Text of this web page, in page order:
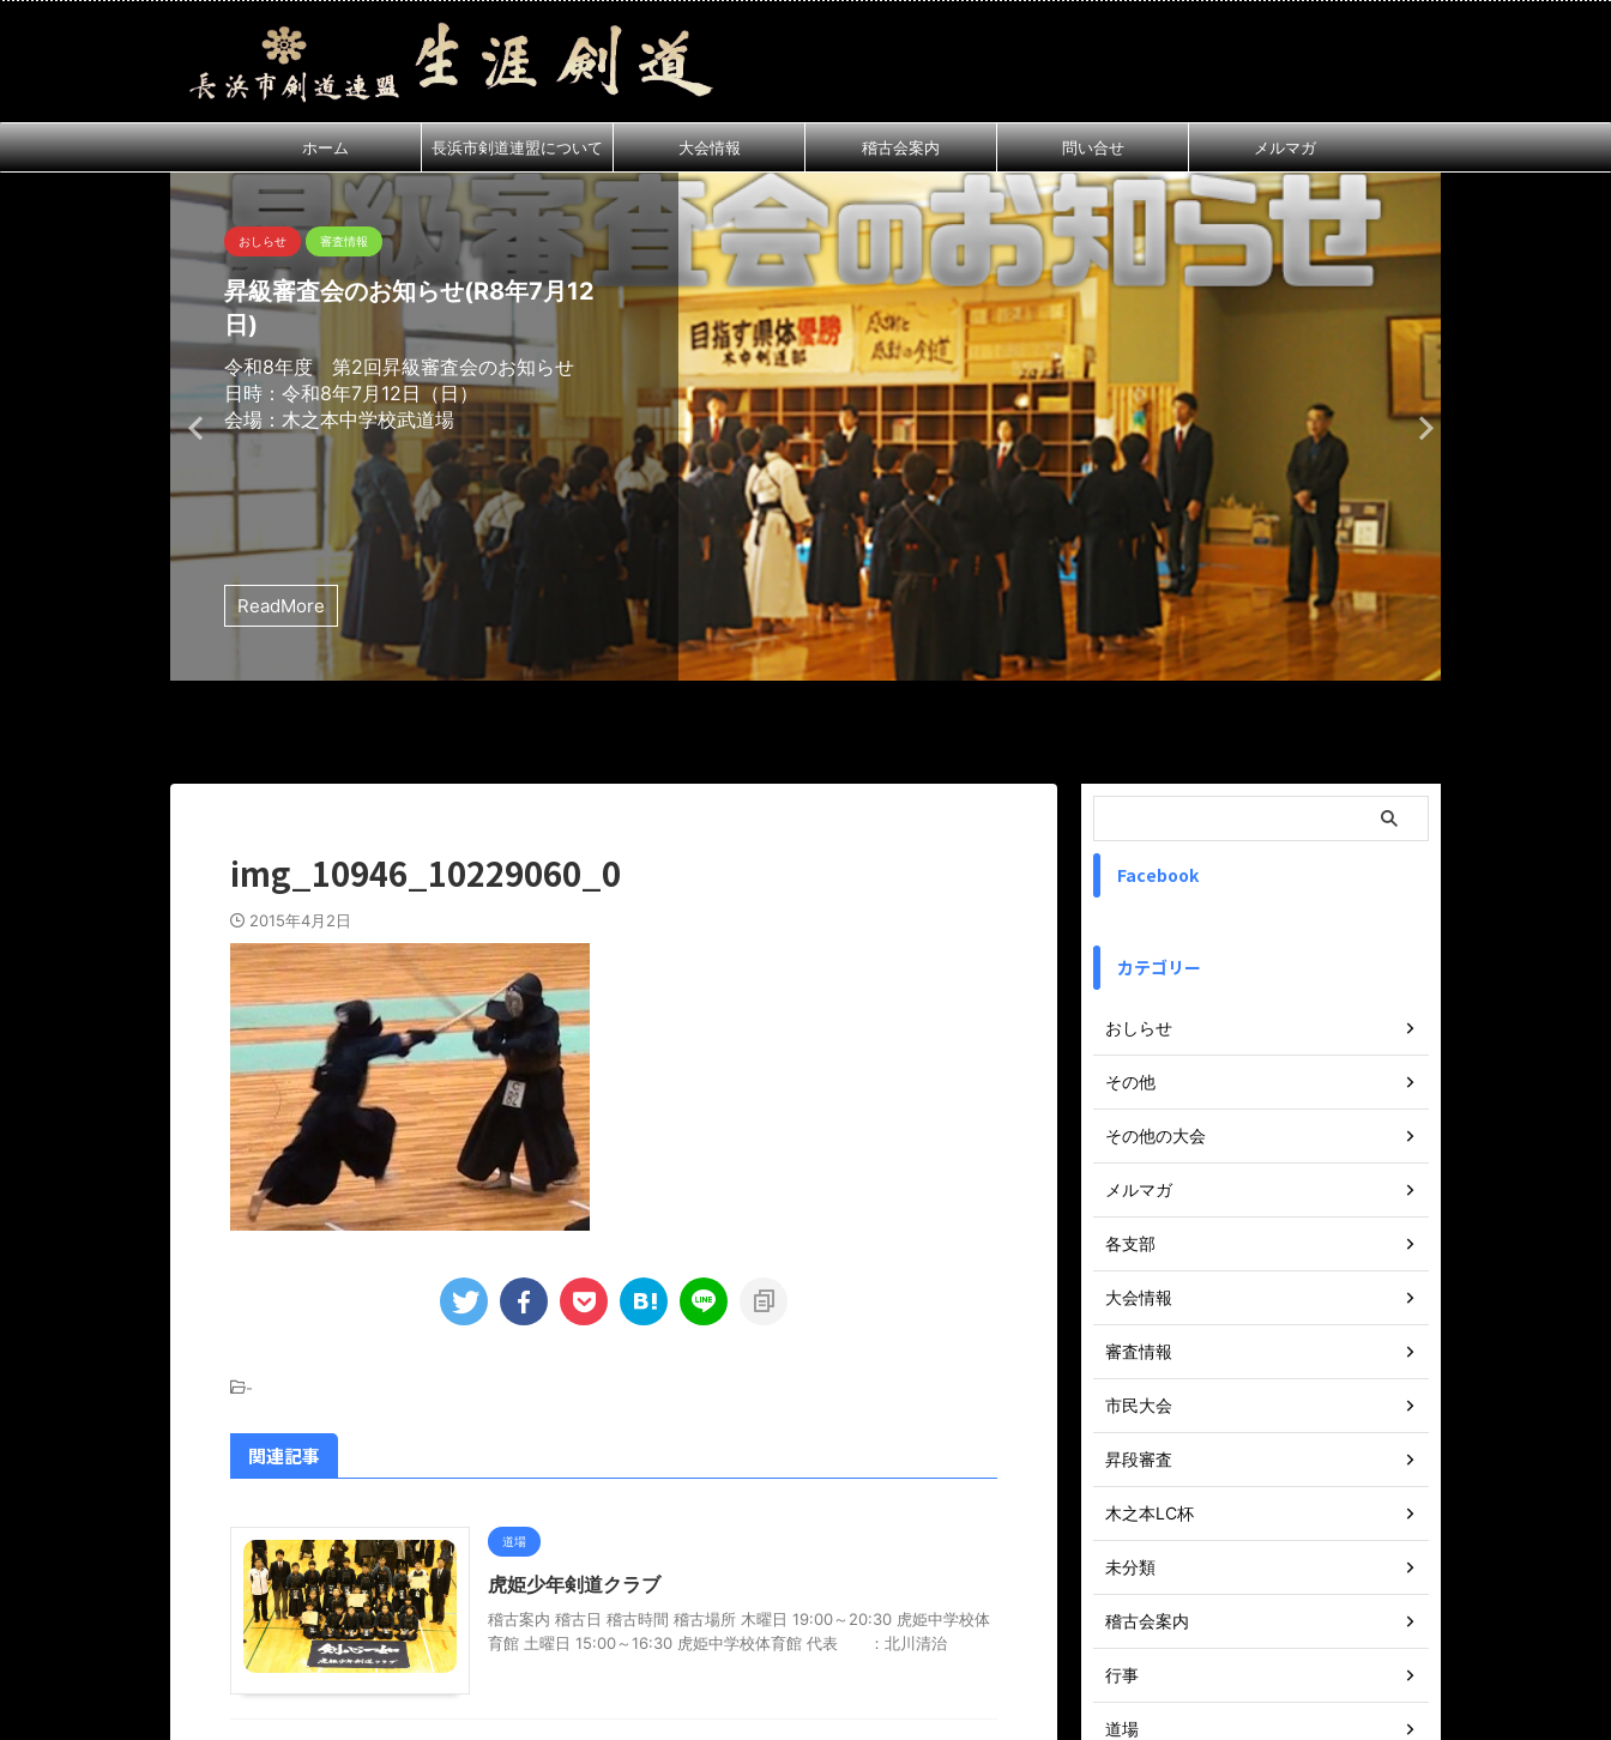
ホーム 長浜市剣道連盟について 大会情報 稽古会案内 問い合せ メルマガ
おしらせ 審査情報
昇級審査会のお知らせ(R8年7月12
日)
令和8年度 第2回昇級審査会のお知らせ
日時：令和8年7月12日（日）
会場：木之本中学校武道場
ReadMore
img_10946_10229060_0
2015年4月2日
-
関連記事
道場
虎姫少年剣道クラブ
稽古案内 稽古日 稽古時間 稽古場所 木曜日 19:00～20:30 虎姫中学校体
育館 土曜日 15:00～16:30 虎姫中学校体育館 代表 ：北川清治
Facebook
カテゴリー
おしらせ
その他
その他の大会
メルマガ
各支部
大会情報
審査情報
市民大会
昇段審査
木之本LC杯
未分類
稽古会案内
行事
道場